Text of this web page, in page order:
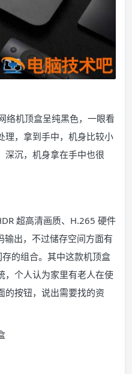
络机顶盒呈纯黑色，一眼看
理，拿到手中，机身比较小
深沉，机身拿在手中也很
超高清画质、H.265 硬件
输出，不过储存空间方面有
的组合。其中这款机顶盒
，个人认为家里有老人在使
的按钮，说出需要找的资